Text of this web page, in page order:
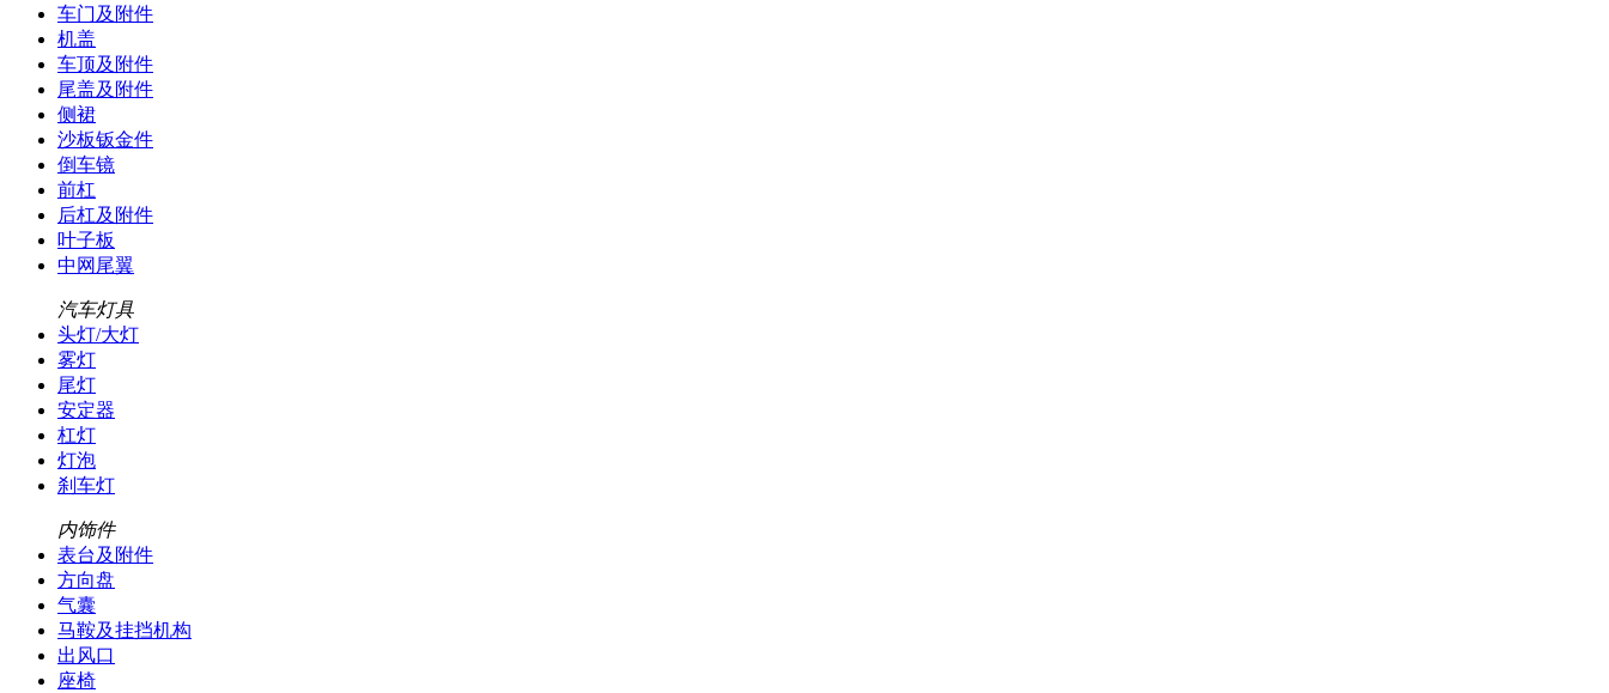
车门及附件
机盖
车顶及附件
尾盖及附件
侧裙
沙板钣金件
倒车镜
前杠
后杠及附件
叶子板
中网尾翼
汽车灯具
头灯/大灯
雾灯
尾灯
安定器
杠灯
灯泡
刹车灯
内饰件
表台及附件
方向盘
气囊
马鞍及挂挡机构
出风口
座椅